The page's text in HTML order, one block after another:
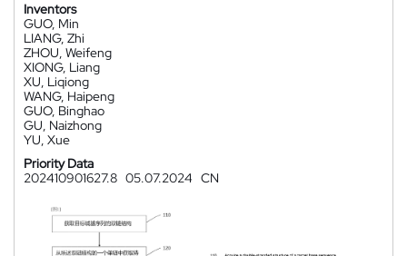
Inventors
GUO, Min
LIANG, Zhi
ZHOU, Weifeng
XIONG, Liang
XU, Liqiong
WANG, Haipeng
GUO, Binghao
GU, Naizhong
YU, Xue
Priority Data
202410901627.8 05.07.2024 CN